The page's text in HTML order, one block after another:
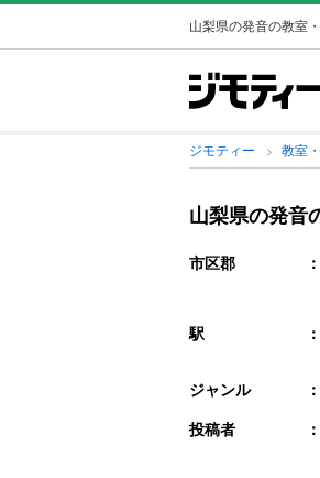
山梨県の発音の教室
ジモティー 教室
山梨県の発音
市区郡 ：
駅 ：
ジャンル ：
投稿者 ：